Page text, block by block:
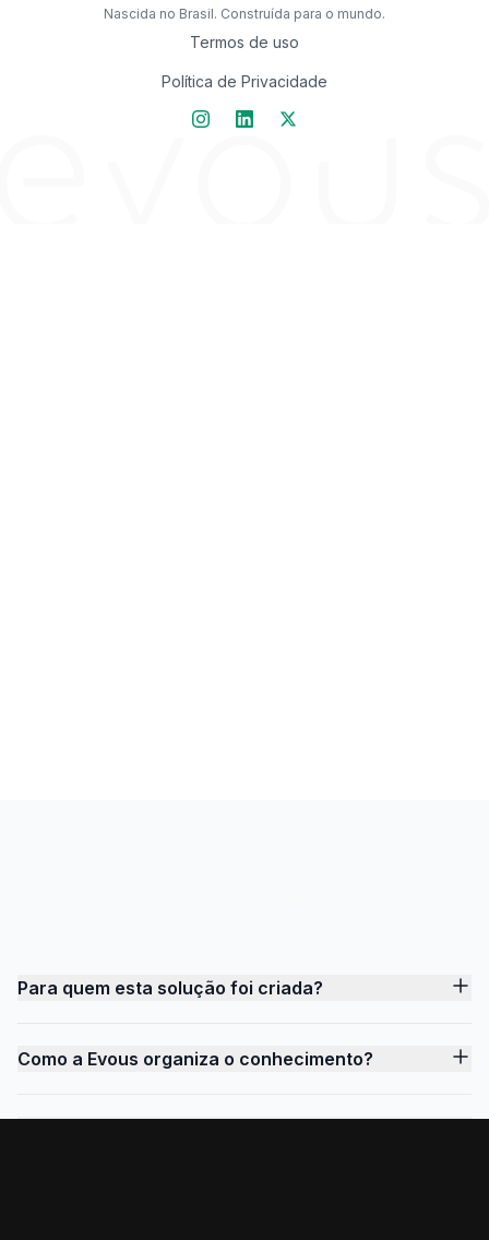
Nascida no Brasil. Construída para o mundo.
Termos de uso
Política de Privacidade
Para quem esta solução foi criada?
Como a Evous organiza o conhecimento?